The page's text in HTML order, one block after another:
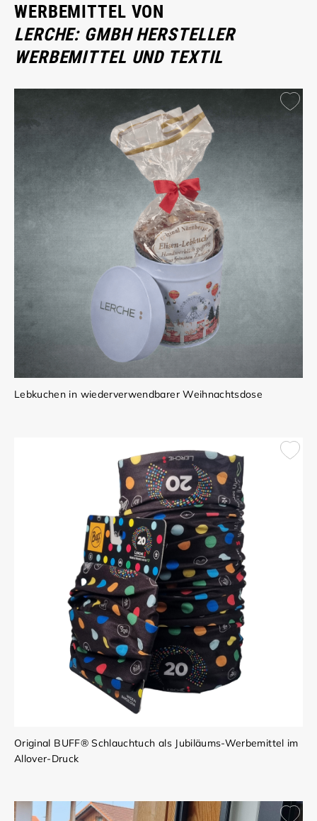
WERBEMITTEL VON
LERCHE: GMBH HERSTELLER
WERBEMITTEL UND TEXTIL
Lebkuchen in wiederverwendbarer Weihnachtsdose
Original BUFF® Schlauchtuch als Jubiläums-Werbemittel im
Allover-Druck